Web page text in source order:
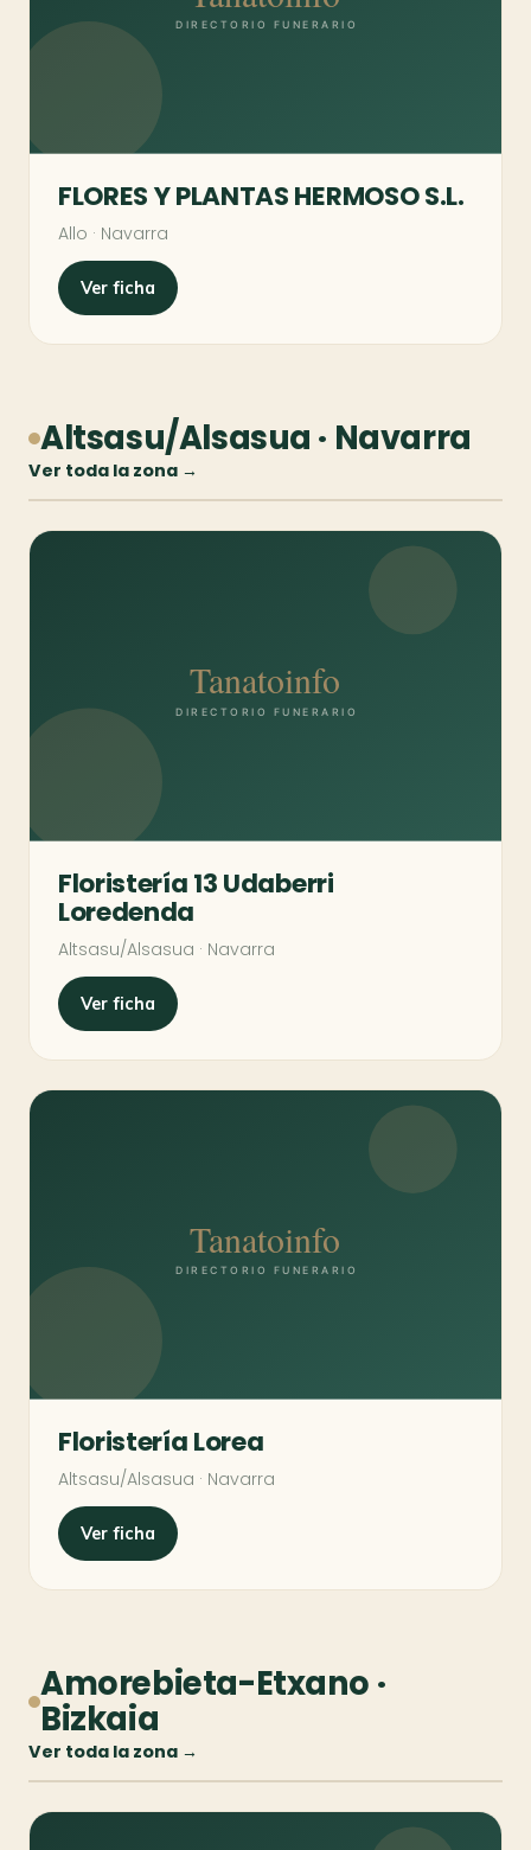
FLORES Y PLANTAS HERMOSO S.L.
Allo · Navarra
Ver ficha
Altsasu/Alsasua · Navarra
Ver toda la zona →
Floristería 13 Udaberri
Loredenda
Altsasu/Alsasua · Navarra
Ver ficha
Floristería Lorea
Altsasu/Alsasua · Navarra
Ver ficha
Amorebieta-Etxano ·
Bizkaia
Ver toda la zona →